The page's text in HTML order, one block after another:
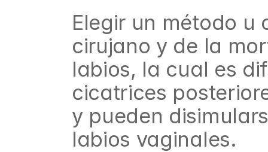
Elegir un método u
cirujano y de la
labios, la cual es
cicatrices
y pueden
labios vaginales.